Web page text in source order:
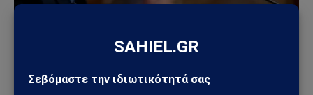
Άντονι Φάουτσι: Στο Υπουργείο Δικαιοσύνης η
υπόθεσή του – Τι πραγματικά συμβαίνει στις ΗΠΑ